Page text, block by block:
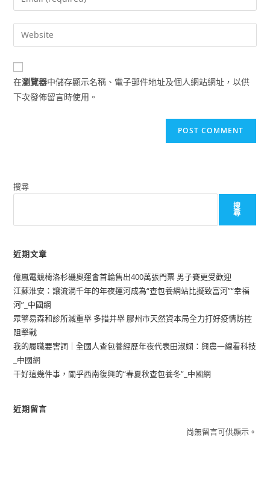
comment
your
email
address
comment
Enter
your
website
URL
(optional)
在瀏覽器中儲存顯示名稱、電子郵件地址及個人網站網址，以供
下次發佈留言時使用。
搜尋
搜
尋
近期文章
億嵐電競椅洛杉磯奧運會首輪售出400萬張門票 男子賽更受歡迎
江蘇淮安：讓流淌千年的年夜運河成為“查包養網站比擬致富河”“幸福
河”_中國網
眾擎易森和診所減重舉 多措并舉 膠州市天然資本局全力打好疫情防控
阻擊戰
我的履職要害詞｜全國人查包養經歷年夜代表田淑嫻：興農一線看科技
_中國網
干好這幾件事，關乎西南復興的“春夏秋查包養冬”_中國網
近期留言
尚無留言可供顯示。